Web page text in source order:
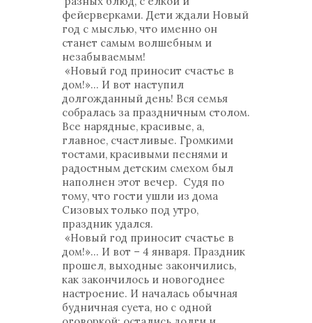
фейерверками. Дети ждали Новый
год с мыслью, что именно он
станет самым волшебным и
незабываемым!
«Новый год приносит счастье в
дом!»... И вот наступил
долгожданный день! Вся семья
собралась за праздничным столом.
Все нарядные, красивые, а,
главное, счастливые. Громкими
тостами, красивыми песнями и
радостным детским смехом был
наполнен этот вечер. Судя по
тому, что гости ушли из дома
Сизовых только под утро,
праздник удался.
«Новый год приносит счастье в
дом!»... И вот – 4 января. Праздник
прошел, выходные закончились,
как закончилось и новогоднее
настроение. И началась обычная
будничная суета, но с одной